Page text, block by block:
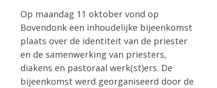
Op maandag 11 oktober vond op
Bovendonk een inhoudelijke bijeenkomst
plaats over de identiteit van de priester
en de samenwerking van priesters,
diakens en pastoraal werk(st)ers. De
bijeenkomst werd georganiseerd door de